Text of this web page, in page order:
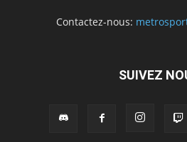
Contactez-nous:
SUIVEZ